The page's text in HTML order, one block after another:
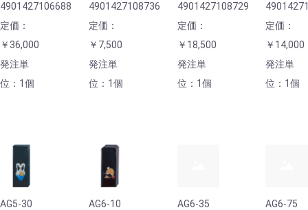
4901427106688
定価：
￥36,000
発注単
位：1個
4901427108736
定価：
￥7,500
発注単
位：1個
4901427108729
定価：
￥18,500
発注単
位：1個
定価：
￥14,000
発注単
位：1個
AG5-30
AG6-10
AG6-35
AG6-75